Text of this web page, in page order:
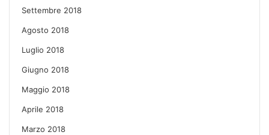
Settembre 2018
Agosto 2018
Luglio 2018
Giugno 2018
Maggio 2018
Aprile 2018
Marzo 2018